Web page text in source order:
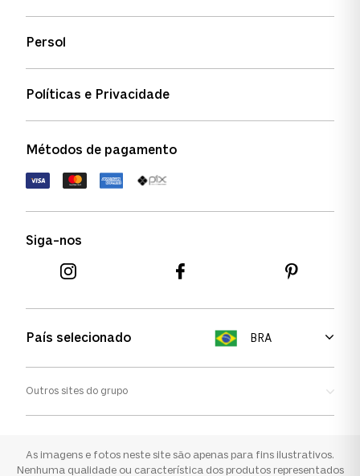
Status de pedidos
Política de garantia
FAQs
Persol
Políticas e Privacidade
Política de devolução
Termos de uso
Métodos de pagamento
Siga-nos
País selecionado BRA
Outros sites do grupo
Ray-ban
As imagens e fotos neste site são apenas para fins ilustrativos.
Nenhuma qualidade ou característica dos produtos representados